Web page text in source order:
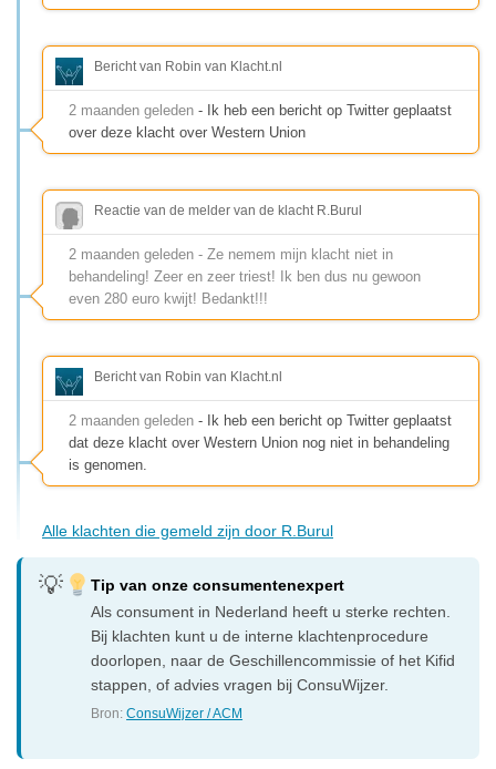
Bericht van Robin van Klacht.nl
2 maanden geleden - Ik heb een bericht op Twitter geplaatst
over deze klacht over Western Union
Reactie van de melder van de klacht R.Burul
2 maanden geleden - Ze nemem mijn klacht niet in
behandeling! Zeer en zeer triest! Ik ben dus nu gewoon
even 280 euro kwijt! Bedankt!!!
Bericht van Robin van Klacht.nl
2 maanden geleden - Ik heb een bericht op Twitter geplaatst
dat deze klacht over Western Union nog niet in behandeling
is genomen.
Alle klachten die gemeld zijn door R.Burul
Tip van onze consumentenexpert
Als consument in Nederland heeft u sterke rechten.
Bij klachten kunt u de interne klachtenprocedure
doorlopen, naar de Geschillencommissie of het Kifid
stappen, of advies vragen bij ConsuWijzer.
Bron:ConsuWijzer / ACM